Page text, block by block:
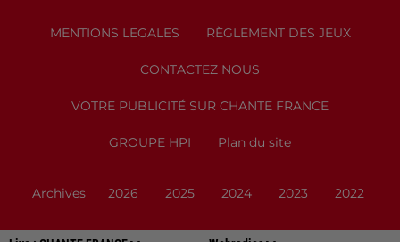
MENTIONS LEGALES RÈGLEMENT DES JEUX
CONTACTEZ NOUS
VOTRE PUBLICITÉ SUR CHANTE FRANCE
GROUPE HPI Plan du site
Archives 2026 2025 2024 2023 2022